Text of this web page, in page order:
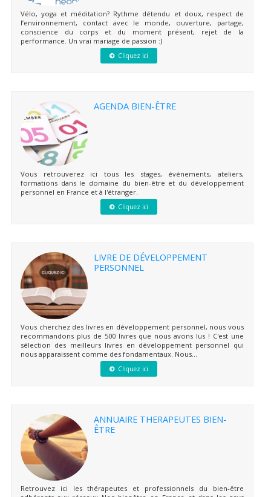
Vélo, yoga et méditation? Rythme détendu et doux, respect de
l’environnement, contact avec le monde, ouverture, partage,
conscience du corps et du moment présent, rejet de la
performance. Un vrai mariage de passion :)
Cliquez ici
AGENDA BIEN-ÊTRE
Vous retrouverez ici tous les stages, événements, ateliers,
formations dans le domaine du bien-être et du développement
personnel en France et à l'étranger.
Cliquez ici
LIVRE DE DÉVELOPPEMENT
PERSONNEL
Vous cherchez des livres en développement personnel, nous vous
recommandons plus de 500 livres que nous avons lus ! C'est une
sélection des meilleurs livres en développement personnel qui
nous apparaissent comme des fondamentaux. Nous...
Cliquez ici
ANNUAIRE THERAPEUTES BIEN-
ÊTRE
Retrouvez ici les thérapeutes et professionnels du bien-être